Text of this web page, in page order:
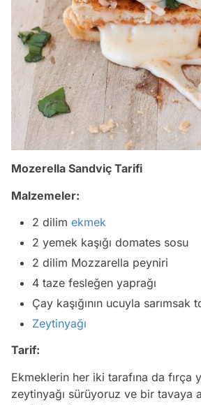
Mozerella Sandviç Tarifi
Malzemeler:
2 dilim ekmek
2 yemek kaşığı domates sosu
2 dilim Mozzarella peyniri
4 taze fesleğen yaprağı
Çay kaşığının ucuyla sarımsak
Zeytinyağı
Tarif:
Ekmeklerin her iki tarafına da fırça
zeytinyağı sürüyoruz ve bir tavaya